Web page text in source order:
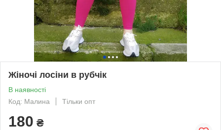
Жіночі лосіни в рубчік
В наявності
Код: Малина
Тільки опт
180 ₴